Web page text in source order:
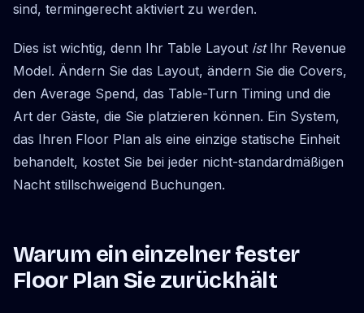
sind, termingerecht aktiviert zu werden.
Dies ist wichtig, denn Ihr Table Layout istIhr Revenue
Model. Ändern Sie das Layout, ändern Sie die Covers,
den Average Spend, das Table-Turn Timing und die
Art der Gäste, die Sie platzieren können. Ein System,
das Ihren Floor Plan als eine einzige statische Einheit
behandelt, kostet Sie bei jeder nicht-standardmäßigen
Nacht stillschweigend Buchungen.
Warum ein einzelner fester
Floor Plan Sie zurückhält